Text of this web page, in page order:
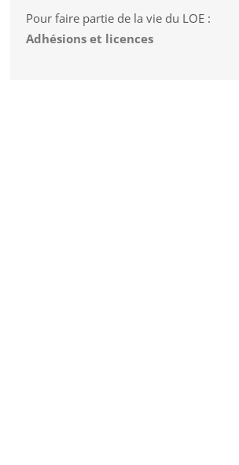
Pour faire partie de la vie du LOE :
Adhésions et licences